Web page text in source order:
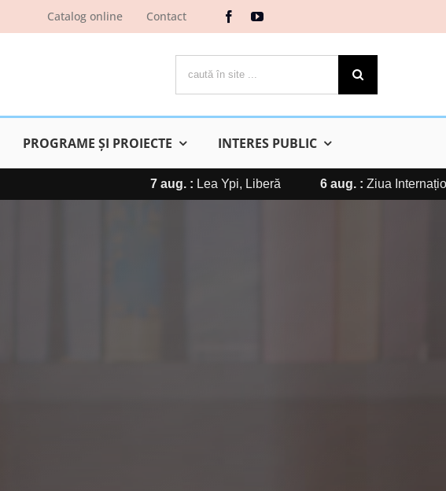
Catalog online Contact
PROGRAME ŞI PROIECTE INTERES PUBLIC
Ziua Internațională a Pisicii 6 aug. :OBSESII –